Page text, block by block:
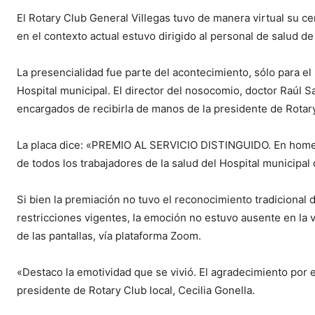
El Rotary Club General Villegas tuvo de manera virtual su
en el contexto actual estuvo dirigido al personal de salud
La presencialidad fue parte del acontecimiento, sólo para
Hospital municipal. El director del nosocomio, doctor Raúl
encargados de recibirla de manos de la presidente de
La placa dice: «PREMIO AL SERVICIO DISTINGUIDO. En
de todos los trabajadores de la salud del Hospital
Si bien la premiación no tuvo el reconocimiento tradicional
restricciones vigentes, la emoción no estuvo ausente en
de las pantallas, vía plataforma Zoom.
«Destaco la emotividad que se vivió. El agradecimiento
presidente de Rotary Club local, Cecilia Gonella.